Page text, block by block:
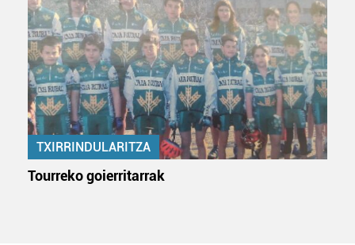
TXIRRINDULARITZA
Tourreko goierritarrak